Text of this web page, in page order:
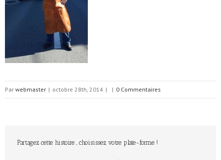
Par webmaster | octobre 28th, 2014 | | 0 Commentaires
Partagez cette histoire , choisissez votre plate-forme !